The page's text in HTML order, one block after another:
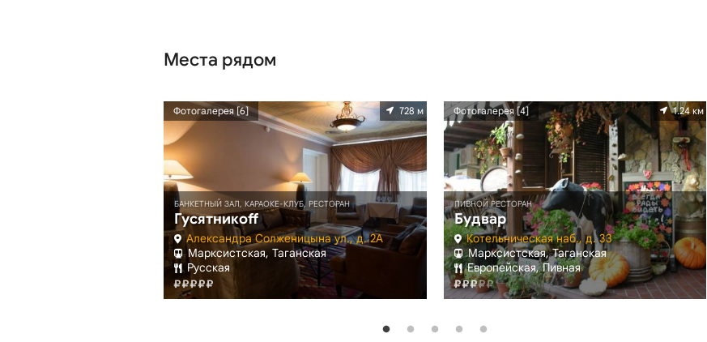
Места рядом
Фотогалерея [6] 728 м
БАНКЕТНЫЙ ЗАЛ, КАРАОКЕ-КЛУБ, РЕСТОРАН
Гусятникоff
Александра Солженицына ул., д. 2А
Марксистская, Таганская
Русская
Фотогалерея [4] 1.24 км
ПИВНОЙ РЕСТОРАН
Будвар
Котельническая наб., д. 33
Марксистская, Таганская
Европейская, Пивная